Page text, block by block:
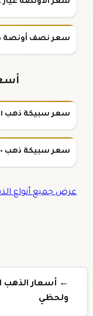
سعر الأونصة عيار ٢٤
سعر نصف أونصة
سعر سبيكة ذهب ١ تولة عيار ٢٤
سعر سبيكة ذهب ١٠ تولة عيار ٢٤
عرض جميع أنواع
← أسعار الذهب
ولحظي